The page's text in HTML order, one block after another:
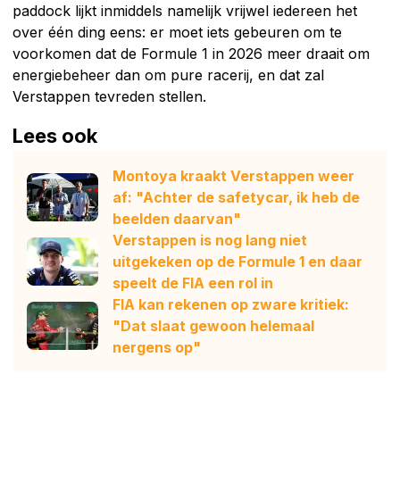
paddock lijkt inmiddels namelijk vrijwel iedereen het
over één ding eens: er moet iets gebeuren om te
voorkomen dat de Formule 1 in 2026 meer draait om
energiebeheer dan om pure racerij, en dat zal
Verstappen tevreden stellen.
Lees ook
Montoya kraakt Verstappen weer
af: "Achter de safetycar, ik heb de
beelden daarvan"
Verstappen is nog lang niet
uitgekeken op de Formule 1 en daar
speelt de FIA een rol in
FIA kan rekenen op zware kritiek:
"Dat slaat gewoon helemaal
nergens op"